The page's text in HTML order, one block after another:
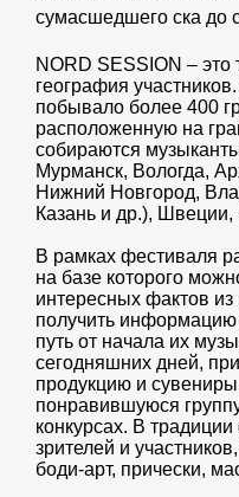
сумасшедшего ска до
NORD SESSION –
география
побывало более 400
расположенную на
собираются
Мурманск, Вологда,
Нижний Новгород,
Казань и др.),
В рамках фестиваля
на базе которого
интересных фактов
получить информацию
путь от начала их
сегодняшних дней,
продукцию и
понравившуюся
конкурсах. В
зрителей и
боди-арт, прически,